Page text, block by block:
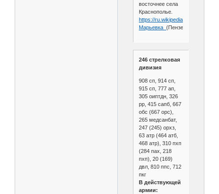
восточнее села
Краснополье.
https://ru.wikipedia.org/wiki/
Марьевка_ (Пензенский_район)
246 стрелковая
дивизия
908 сп, 914 сп,
915 сп, 777 ап,
305 оиптдн, 326
рр, 415 сапб, 667
обс (667 орс),
265 медсанбат,
247 (245) орхз,
63 атр (464 атб,
468 атр), 310 пхп
(284 пах, 218
пхп), 20 (169)
двл, 810 ппс, 712
пкг
В действующей
армии: